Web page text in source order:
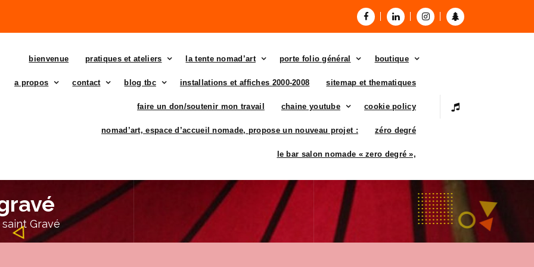
bienvenue pratiques et ateliers la tente nomad’art porte folio général boutique
a propos contact blog tbc installations et affiches 2000-2008 sitemap et thematiques
faire un don/soutenir mon travail chaine youtube cookie policy
nomad’art, espace d’accueil nomade, propose un nouveau projet : zéro degré
le bar salon nomade « zero degré »,
saint Gravé